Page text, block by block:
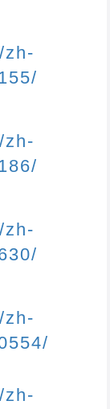
zh-
zh-
zh-
zh-
zh-